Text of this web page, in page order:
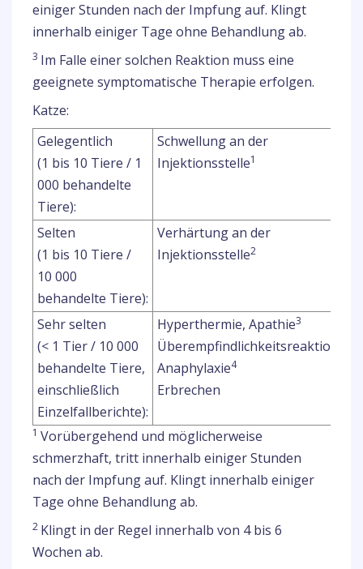
einiger Stunden nach der Impfung auf. Klingt
innerhalb einiger Tage ohne Behandlung ab.
3 Im Falle einer solchen Reaktion muss eine
geeignete symptomatische Therapie erfolgen.
Katze:
Gelegentlich
(1 bis 10 Tiere / 1
000 behandelte
Tiere):
Schwellung an der
Injektionsstelle1
Selten
(1 bis 10 Tiere /
10 000
behandelte Tiere):
Verhärtung an der
Injektionsstelle2
Sehr selten
(< 1 Tier / 10 000
behandelte Tiere,
einschließlich
Einzelfallberichte):
Hyperthermie, Apathie3
Überempfindlichkeitsreaktion,
Anaphylaxie4
Erbrechen
1 Vorübergehend und möglicherweise
schmerzhaft, tritt innerhalb einiger Stunden
nach der Impfung auf. Klingt innerhalb einiger
Tage ohne Behandlung ab.
2 Klingt in der Regel innerhalb von 4 bis 6
Wochen ab.